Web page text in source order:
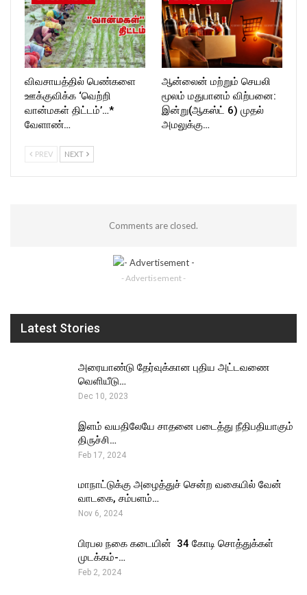
விவசாயத்தில் பெண்களை
ஊக்குவிக்க ‘வெற்றி
வான்மகள் திட்டம்’…*
வேளாண்…
ஆன்லைன் மற்றும் செயலி
மூலம் மதுபானம் விற்பனை:
இன்று(ஆகஸ்ட் 6) முதல்
அமலுக்கு…
PREV NEXT
Comments are closed.
- Advertisement -
Latest Stories
அரையாண்டு தேர்வுக்கான புதிய அட்டவணை
வெளியீடு…
Dec 10, 2023
இளம் வயதிலேயே சாதனை படைத்து நீதிபதியாகும்
திருச்சி…
Feb 17, 2024
மாநாட்டுக்கு அழைத்துச் சென்ற வகையில் வேன்
வாடகை, சம்பளம்…
Nov 6, 2024
பிரபல நகை கடையின் ₹ 34 கோடி சொத்துக்கள்
முடக்கம்-…
Feb 2, 2024